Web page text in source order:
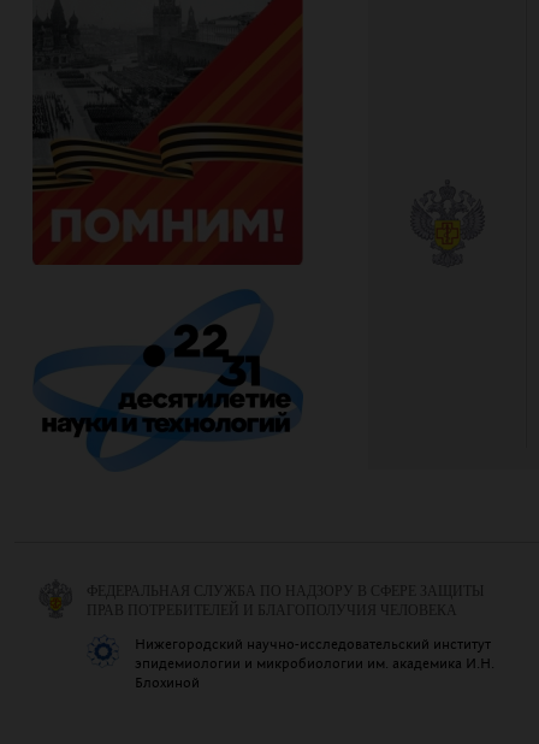
ФЕДЕРАЛЬНАЯ СЛУЖБА ПО НАДЗОРУ В СФЕРЕ ЗАЩИТЫ
ПРАВ ПОТРЕБИТЕЛЕЙ И БЛАГОПОЛУЧИЯ ЧЕЛОВЕКА
Нижегородский научно-исследовательский институт
эпидемиологии и микробиологии им. академика И.Н.
Блохиной